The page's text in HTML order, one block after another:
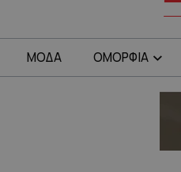
ΜΟΔΑ ΟΜΟΡΦΙΑ